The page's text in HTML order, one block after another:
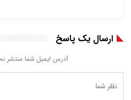
ارسال یک پاسخ
آدرس ایمیل شما منتشر